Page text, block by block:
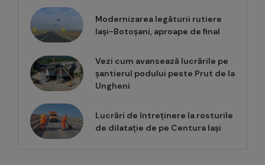
Modernizarea legăturii rutiere
Iași-Botoșani, aproape de final
Vezi cum avansează lucrările pe
șantierul podului peste Prut de la
Ungheni
Lucrări de întreținere la rosturile
de dilatație de pe Centura Iași